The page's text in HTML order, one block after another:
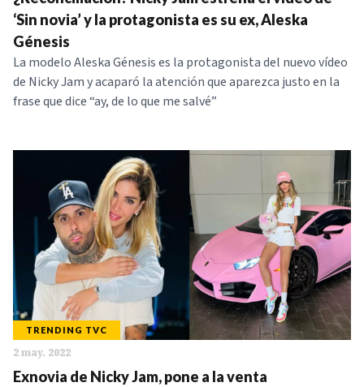
NOTICIAS
SERIES
‘Sin novia’ y la protagonista es su ex, Aleska
Génesis
La modelo Aleska Génesis es la protagonista del nuevo vídeo
de Nicky Jam y acaparó la atención que aparezca justo en la
frase que dice “ay, de lo que me salvé”
TRENDING TVC
2 may. 2022
Exnovia de Nicky Jam, pone a la venta